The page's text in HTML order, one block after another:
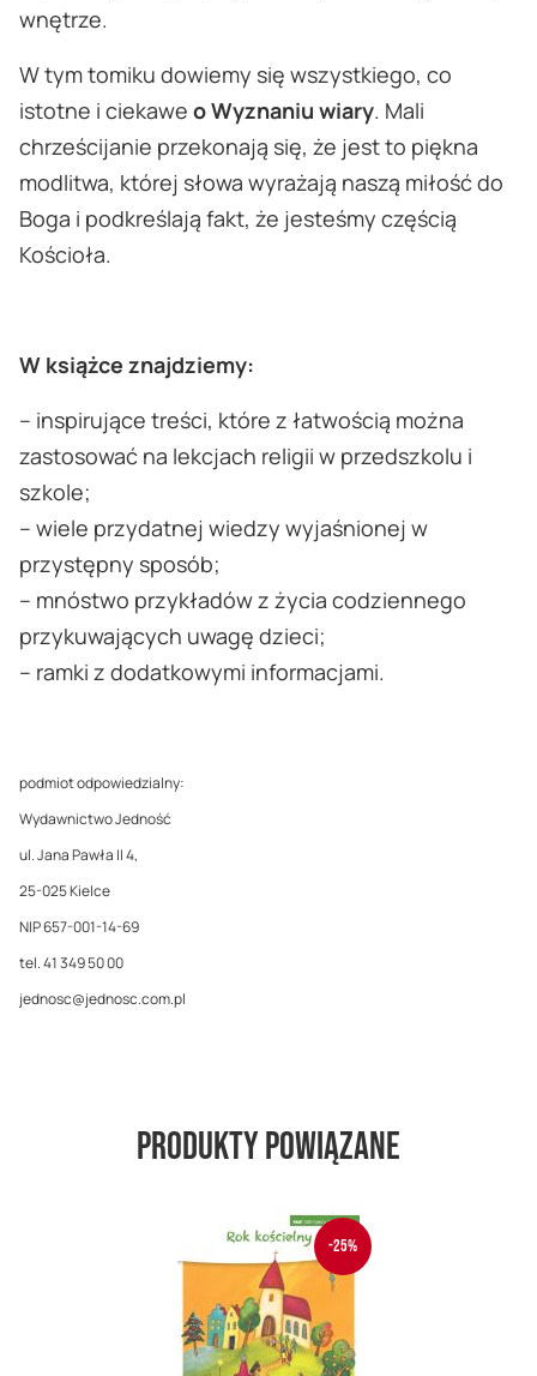
wnętrze.
W tym tomiku dowiemy się wszystkiego, co
istotne i ciekawe o Wyznaniu wiary. Mali
chrześcijanie przekonają się, że jest to piękna
modlitwa, której słowa wyrażają naszą miłość do
Boga i podkreślają fakt, że jesteśmy częścią
Kościoła.
W książce znajdziemy:
– inspirujące treści, które z łatwością można
zastosować na lekcjach religii w przedszkolu i
szkole;
– wiele przydatnej wiedzy wyjaśnionej w
przystępny sposób;
– mnóstwo przykładów z życia codziennego
przykuwających uwagę dzieci;
– ramki z dodatkowymi informacjami.
podmiot odpowiedzialny:
Wydawnictwo Jedność
ul. Jana Pawła II 4,
25-025 Kielce
NIP 657-001-14-69
tel. 41 349 50 00
jednosc@jednosc.com.pl
Produkty powiązane
-25%